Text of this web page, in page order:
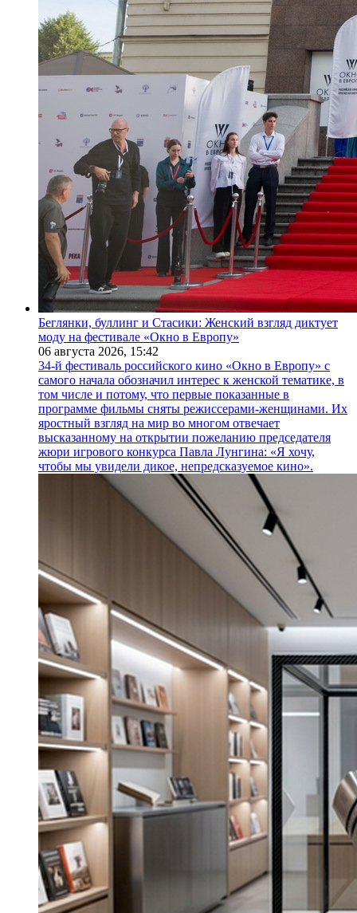
Беглянки, буллинг и Стасики: Женский взгляд диктует
моду на фестивале «Окно в Европу»
06 августа 2026, 15:42
34-й фестиваль российского кино «Окно в Европу» с
самого начала обозначил интерес к женской тематике, в
том числе и потому, что первые показанные в
программе фильмы сняты режиссерами-женщинами. Их
яростный взгляд на мир во многом отвечает
высказанному на открытии пожеланию председателя
жюри игрового конкурса Павла Лунгина: «Я хочу,
чтобы мы увидели дикое, непредсказуемое кино».